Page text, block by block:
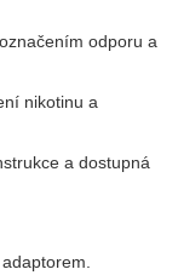
odporu a
nikotinu a
a dostupná